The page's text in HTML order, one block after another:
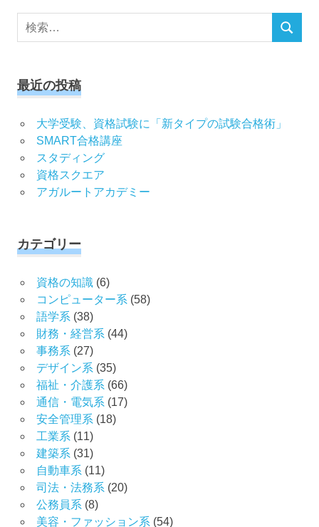
検
検
最近の投稿
大学受験、資格試験に「新タイプの試験合格術」
SMART合格講座
スタディング
資格スクエア
アガルートアカデミー
カテゴリー
資格の知識(6)
コンピューター系 (58)
語学系 (38)
財務・経営系 (44)
事務系 (27)
デザイン系 (35)
福祉・介護系 (66)
通信・電気系 (17)
安全管理系 (18)
工業系 (11)
建築系 (31)
自動車系 (11)
司法・法務系 (20)
公務員系 (8)
美容・ファッション系 (54)